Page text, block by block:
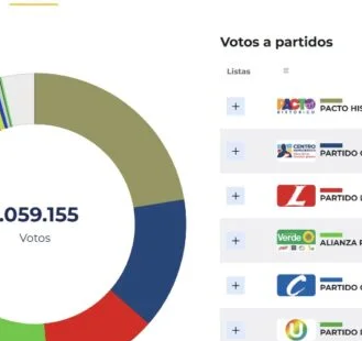
De La Espriella en la Arena USC LO